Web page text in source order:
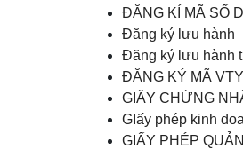
ĐĂNG KÍ MÃ SỐ
Đăng ký lưu hành
Đăng ký lưu hành
ĐĂNG KÝ MÃ
GIẤY CHỨNG
GIấy phép kinh
GIẤY PHÉP